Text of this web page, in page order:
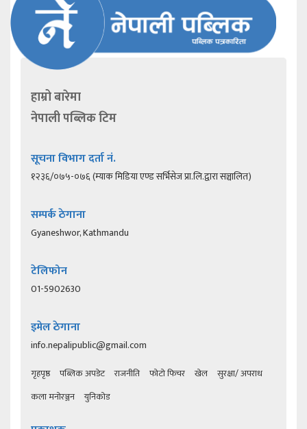
हाम्रो बारेमा
नेपाली पब्लिक टिम
सूचना विभाग दर्ता नं.
१२३६/०७५-०७६ (म्याक मिडिया एण्ड सर्भिसेज प्रा.लि.द्वारा सञ्चालित)
सम्पर्क ठेगाना
Gyaneshwor, Kathmandu
टेलिफोन
01-5902630
इमेल ठेगाना
info.nepalipublic@gmail.com
गृहपृष्ठ पब्लिक अपडेट राजनीति फोटो फिचर खेल
सुरक्षा/ अपराध
कला मनोरञ्जन
युनिकोड